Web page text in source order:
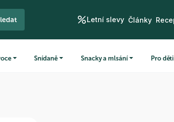
Letní slevy Články
Snídaně Snacky a mlsání Pro děti